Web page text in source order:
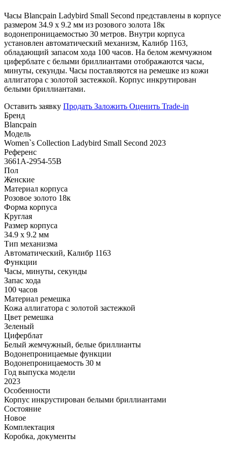
Часы Blancpain Ladybird Small Second представлены в корпусе
размером 34.9 х 9.2 мм из розового золота 18к
водонепроницаемостью 30 метров. Внутри корпуса
установлен автоматический механизм, Калибр 1163,
обладающий запасом хода 100 часов. На белом жемчужном
циферблате с белыми бриллиантами отображаются часы,
минуты, секунды. Часы поставляются на ремешке из кожи
аллигатора с золотой застежкой. Корпус инкрутирован
белыми бриллиантами.
Оставить заявку Продать Заложить Оценить Trade-in
Бренд
Blancpain
Модель
Women`s Collection Ladybird Small Second 2023
Референс
3661A-2954-55B
Пол
Женские
Материал корпуса
Розовое золото 18к
Форма корпуса
Круглая
Размер корпуса
34.9 х 9.2 мм
Тип механизма
Автоматический, Калибр 1163
Функции
Часы, минуты, секунды
Запас хода
100 часов
Материал ремешка
Кожа аллигатора с золотой застежкой
Цвет ремешка
Зеленый
Циферблат
Белый жемчужный, белые бриллианты
Водонепроницаемые функции
Водонепроницаемость 30 м
Год выпуска модели
2023
Особенности
Корпус инкрустирован белыми бриллиантами
Состояние
Новое
Комплектация
Коробка, документы